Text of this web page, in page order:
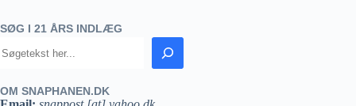
SØG I 21 ÅRS INDLÆG
OM SNAPHANEN.DK